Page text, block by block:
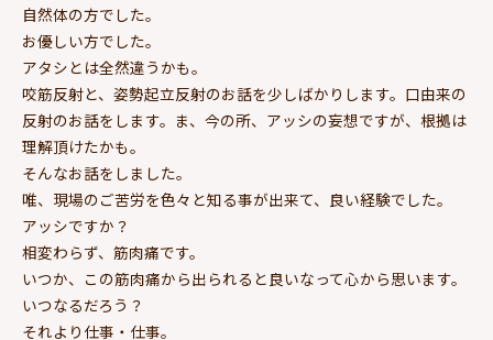
自然体の方でした。
お優しい方でした。
アタシとは全然違うかも。
咬筋反射と、姿勢起立反射のお話を少しばかりします。口由来の
反射のお話をします。ま、今の所、アッシの妄想ですが、根拠は
理解頂けたかも。
そんなお話をしました。
唯、現場のご苦労を色々と知る事が出来て、良い経験でした。
アッシですか？
相変わらず、筋肉痛です。
いつか、この筋肉痛から出られると良いなって心から思います。
いつなるだろう？
それより仕事・仕事。